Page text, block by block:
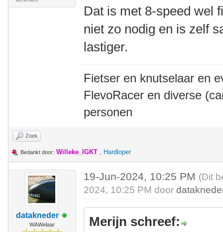
Dat is met 8-speed wel
niet zo nodig en is zelf
lastiger.
Fietser en knutselaar en
FlevoRacer en diverse
personen
Zoek
Bedankt door: Willeke_IGKT , Hardloper
datakneder
WAWelaar
19-Jun-2024, 10:25 PM (Dit
2024, 10:25 PM door
Merijn schreef: